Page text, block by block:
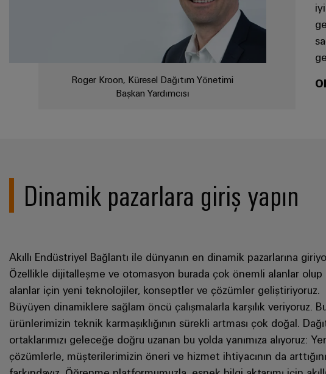
Roger Kroon, Küresel Dağıtım Yönetimi
Başkan Yardımcısı
Dinamik pazarlara giriş yapın
Akıllı Endüstriyel Bağlantı ile dünyanın en dinamik pazarlarına
Özellikle dijitalleşme ve otomasyon burada çok önemli alanlar olup
alanlar için yeni teknolojiler, konseptler ve çözümler geliştiriyoruz.
Büyüyen dinamiklere sağlam öncü çalışmalarla karşılık veriyoruz.
ürünlerimizin teknik karmaşıklığının sürekli artması çok doğal.
ortaklarımızı geleceğe doğru uzanan bu yolda yanımıza alıyoruz:
çözümlerle, müşterilerimizin öneri ve hizmet ihtiyacının da